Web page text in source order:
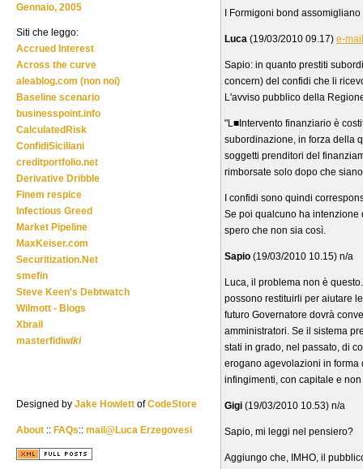
I Formigoni bond
Luca (19/03/2010 09.17) e-mail
Sapio: in quanto prestiti
concern) del confidi che li
L'avviso pubblico della
"L■Intervento finanziario è
subordinazione, in forza della
soggetti prenditori del
rimborsate solo dopo che
I confidi sono quindi
Se poi qualcuno ha intenzione
spero che non sia così.
Sapio (19/03/2010 10.15) n/a
Luca, il problema non è
possono restituirli per aiutare
futuro Governatore dovrà
amministratori. Se il sistema
stati in grado, nel passato, di
erogano agevolazioni in
infingimenti, con capitale e
Gigi (19/03/2010 10.53) n/a
Sapio, mi leggi nel pensiero?
Aggiungo che, IMHO, il
Gennaio, 2005
Siti che leggo:
Accrued Interest
Across the curve
aleablog.com (non noi)
Baseline scenario
businesspoint.info
CalculatedRisk
ConfidiSiciliani
creditportfolio.net
Derivative Dribble
Finem respice
Infectious Greed
Market Pipeline
MaxKeiser.com
Securitization.Net
smefin
Steve Keen's Debtwatch
Wilmott - Blogs
Xbrail
masterfidiwiki
Designed by Jake Howlett ofCodeStore
About :: FAQs:: mail@Luca Erzegovesi